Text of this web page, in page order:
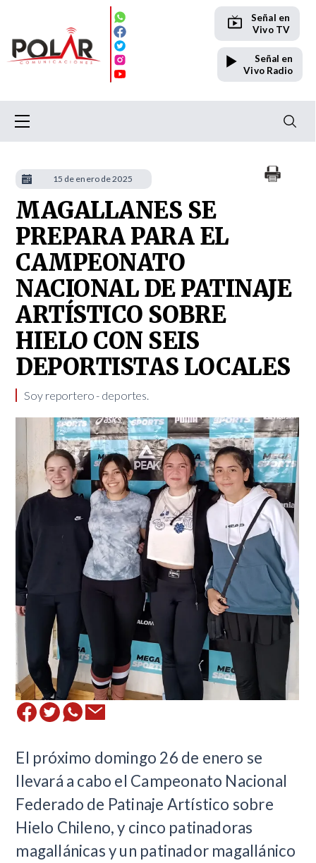
Señal en
Vivo TV
Señal en
Vivo Radio
MAGALLANES SE
PREPARA PARA EL
CAMPEONATO
NACIONAL DE PATINAJE
ARTÍSTICO SOBRE
HIELO CON SEIS
DEPORTISTAS LOCALES
Soy reportero - deportes.
​El próximo domingo 26 de enero se
llevará a cabo el Campeonato Nacional
Federado de Patinaje Artístico sobre
Hielo Chileno, y cinco patinadoras
magallánicas y un patinador magallánico
15 de enero de 2025